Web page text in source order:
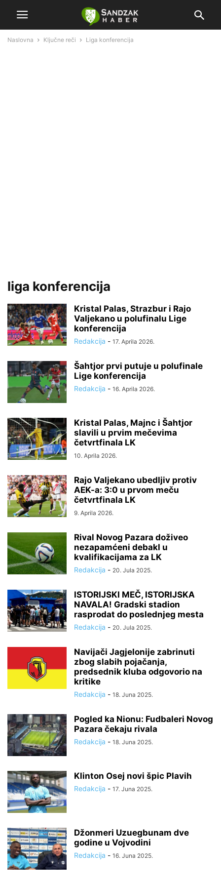
Naslovna Ključne reči Liga konferencija
liga konferencija
Kristal Palas, Strazbur i Rajo
Valjekano u polufinalu Lige
konferencija
Redakcija - 17. Aprila 2026.
Šahtjor prvi putuje u polufinale
Lige konferencija
Redakcija - 16. Aprila 2026.
Kristal Palas, Majnc i Šahtjor
slavili u prvim mečevima
četvrtfinala LK
10. Aprila 2026.
Rajo Valjekano ubedljiv protiv
AEK-a: 3:0 u prvom meču
četvrtfinala LK
9. Aprila 2026.
Rival Novog Pazara doživeo
nezapamćeni debakl u
kvalifikacijama za LK
Redakcija - 20. Jula 2025.
ISTORIJSKI MEČ, ISTORIJSKA
NAVALA! Gradski stadion
rasprodat do poslednjeg mesta
Redakcija - 20. Jula 2025.
Navijači Jagjelonije zabrinuti
zbog slabih pojačanja,
predsednik kluba odgovorio na
kritike
Redakcija - 18. Juna 2025.
Pogled ka Nionu: Fudbaleri Novog
Pazara čekaju rivala
Redakcija - 18. Juna 2025.
Klinton Osej novi špic Plavih
Redakcija - 17. Juna 2025.
Džonmeri Uzuegbunam dve
godine u Vojvodini
Redakcija - 16. Juna 2025.